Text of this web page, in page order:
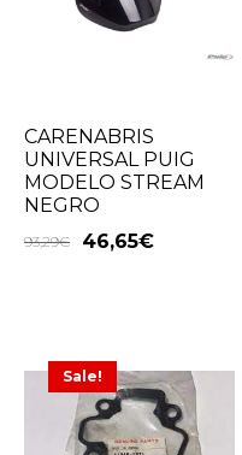
CARENABRIS
UNIVERSAL PUIG
MODELO STREAM
NEGRO
93,29€ 46,65€
Sale!